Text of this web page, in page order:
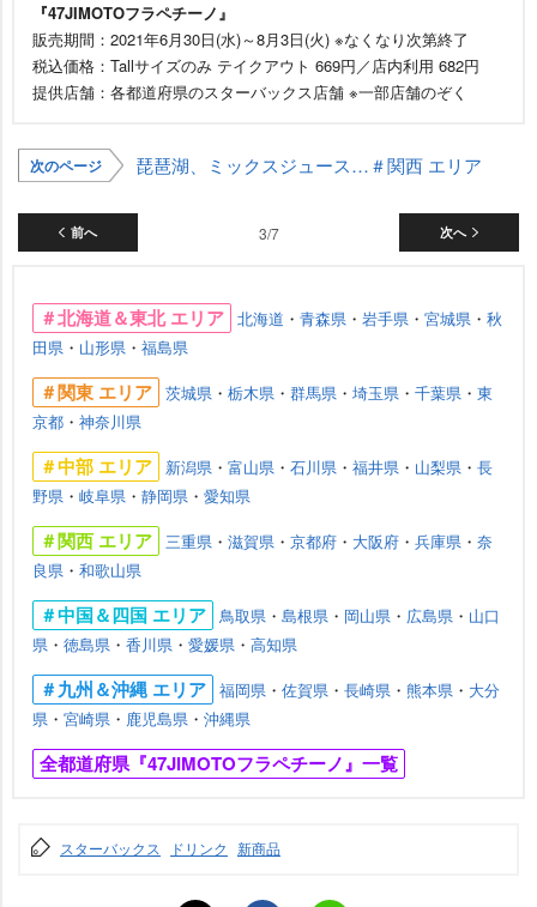
『47JIMOTOフラペチーノ』
販売期間：2021年6月30日(水)～8月3日(火) ※なくなり次第終了
税込価格：Tallサイズのみ テイクアウト 669円／店内利用 682円
提供店舗：各都道府県のスターバックス店舗 ※一部店舗のぞく
次のページ 琵琶湖、ミックスジュース…＃関西 エリア
前へ 次へ
3/7
＃北海道＆東北 エリア 北海道 ・ 青森県 ・ 手県 ・ 宮城県 ・ 秋
田県 ・ 山形県 ・ 福島県
＃関東 エリア 茨城県 ・ 栃木県 ・ 群馬県 ・ 埼玉県 ・ 千葉県 ・ 東
京都 ・ 神奈川県
＃中部 エリア 新潟県 ・ 富山県 ・ 石川県 ・ 福井県 ・ 山梨県 ・ 長
野県 ・ 岐阜県 ・ 静岡県 ・ 愛知県
＃関西 エリア 三重県 ・ 滋賀県 ・ 京都府 ・ 大阪府 ・ 兵庫県 ・ 奈
良県 ・ 和歌山県
＃中国＆四国 エリア 鳥取県 ・ 島根県 ・ 岡山県 ・ 広島県 ・ 山口
県 ・ 徳島県 ・ 香川県 ・ 愛媛県 ・ 高知県
＃九州＆沖縄 エリア 福岡県 ・ 佐賀県 ・ 長崎県 ・ 熊本県 ・ 大分
県 ・ 宮崎県 ・ 鹿児島県 ・ 沖縄県
全都道府県『47JIMOTOフラペチーノ』一覧
スターバックス ドリンク 新商品